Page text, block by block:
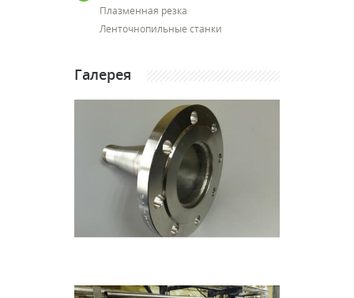
Плазменная резка
Ленточнопильные станки
Галерея